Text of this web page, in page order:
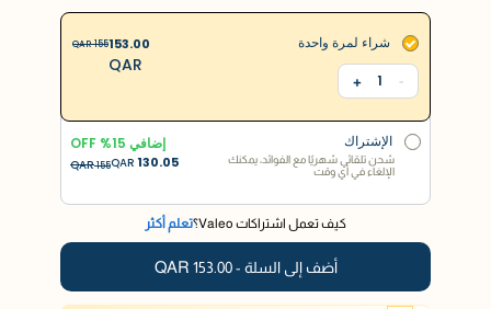
شراء لمرة واحدة
-
1
+
153.00
QAR
155
QAR
شحن تلقائي شهريًا مع الفوائد، يمكنك
الإلغاء في أي وقت
الإشتراك
شحن تلقائي شهريًا مع الفوائد، يمكنك
الإلغاء في أي وقت
إضافي 15
% OFF
130.05
QAR
155
QAR
كيف تعمل اشتراكات Valeo؟ تعلم أكثر
أضف إلى السلة -153.00
QAR